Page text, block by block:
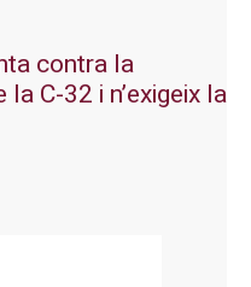
contra la
C-32 i n’exigeix la